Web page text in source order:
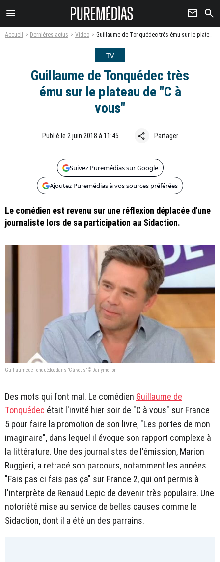
menu newsletter search
Accueil Dernières actus Video Guillaume de Tonquédec très ému sur le plateau de "C à vous"
TV
Guillaume de Tonquédec très
ému sur le plateau de "C à
vous"
Publié le 2 juin 2018 à 11:45 share Partager
Suivez Puremédias sur Google
Ajoutez Puremédias à vos sources préférées
Le comédien est revenu sur une réflexion déplacée d'une
journaliste lors de sa participation au Sidaction.
Guillaume de Tonquédec dans "C à vous" © Dailymotion
Des mots qui font mal. Le comédien Guillaume de
Tonquédec était l'invité hier soir de "C à vous" sur France
5 pour faire la promotion de son livre, "Les portes de mon
imaginaire", dans lequel il évoque son rapport complexe à
la littérature. Une des journalistes de l'émission, Marion
Ruggieri, a retracé son parcours, notamment les années
"Fais pas ci fais pas ça" sur France 2, qui ont permis à
l'interprète de Renaud Lepic de devenir très populaire. Une
notoriété mise au service de belles causes comme le
Sidaction, dont il a été un des parrains.